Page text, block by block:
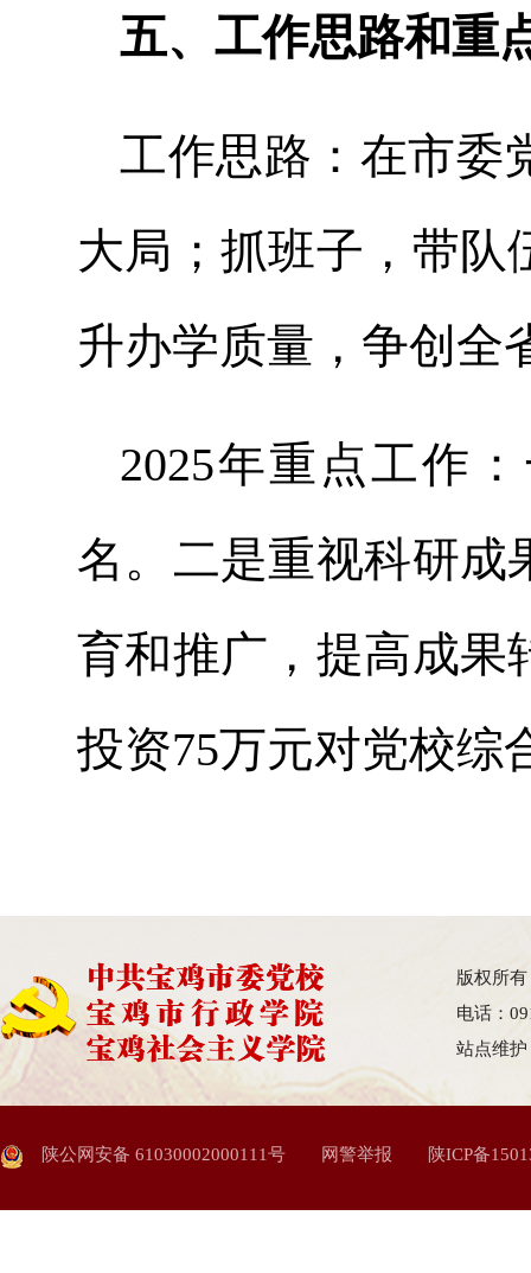
五、工作思路和重
工作思路：在市委
大局；抓班子，带队
升办学质量，争创全
2025年重点工作
名。二是重视科研成
育和推广，提高成果
投资75万元对党校综
版权所
电话：
站点维
陕公网安备 61030002000111号 网警举报 陕ICP备